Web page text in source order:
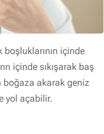
boşluklarının içinde
içinde sıkışarak baş
boğaza akarak geniz
yol açabilir.